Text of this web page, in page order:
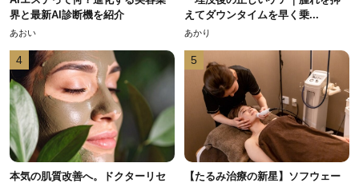
界と最新AI診断機を紹介
あおい
えてダウンタイムを早く乗...
あかり
4
本気の肌質改善へ。ドクターリセ
5
【たるみ治療の新星】ソフウェー